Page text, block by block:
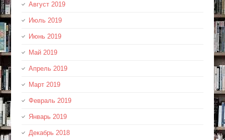
Август 2019
Июль 2019
Июнь 2019
Май 2019
Апрель 2019
Март 2019
Февраль 2019
Январь 2019
Декабрь 2018